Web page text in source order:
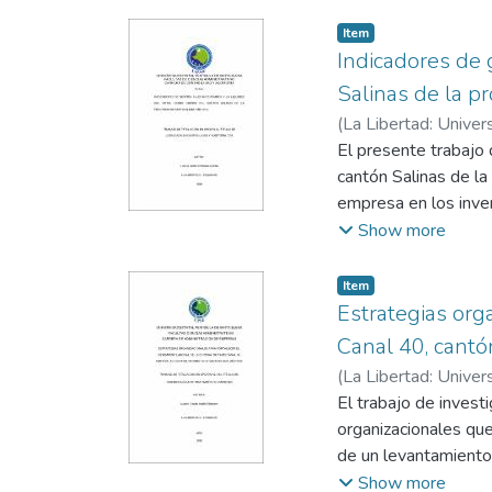
para el control de
a la magnitud del
En el desarrollo de
actualmente, como
raspadores
inclinación del
limpieza del ducto,
lubricantes o
Finalmente, se ha
análisis de una
varios escenarios
Item
Indicadores de
Salinas de la
(La Libertad:
Ponce Chalén,
El presente trabajo
cantón Salinas de
empresa en los
de políticas y
administrativas –
recepción de
variables de
describir los
entrevistas
empresa hotelera.
conclusiones y
Show more
Item
Estrategias
Canal 40,
(La Libertad:
Tigrero González,
El trabajo de
organizacionales
de un
dando como
Show more